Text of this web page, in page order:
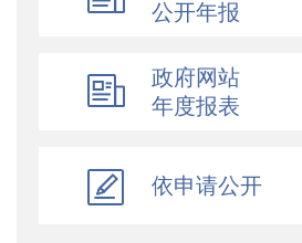
地州预决算
其他对外管理服务信息
地方政府债务信息公开
公开年报
政府网站
年度报表
依申请公开